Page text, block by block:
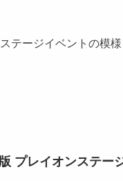
ージイベントの模
プレイオンステージ